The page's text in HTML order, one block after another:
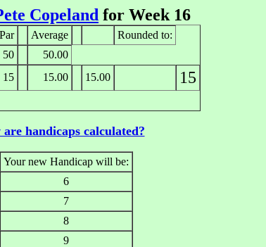
Copeland for Week 16
Average
Rounded to:
50
50.00
15 15.00 15.00 15
handicaps calculated?
Your new Handicap will be:
6
7
8
9